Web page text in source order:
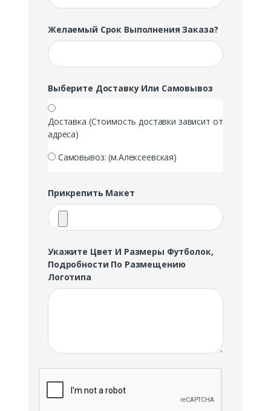
Желаемый Срок Выполнения Заказа?
Выберите Доставку Или Самовывоз
Доставка (Стоимость доставки зависит от
адреса)
Самовывоз: (м.Алексеевская)
Прикрепить Макет
Укажите Цвет И Размеры Футболок,
Подробности По Размещению
Логотипа